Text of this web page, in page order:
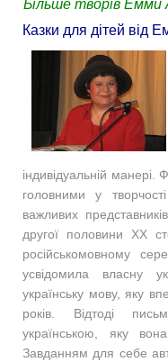
Більше творів Емми
Казки для дітей від
індивідуальній манері.
головними у
важливих
другої половини XX
російськомовному
усвідомила власну
українську мову, яку
років. Відтоді
українською, яку
Завданням для себе